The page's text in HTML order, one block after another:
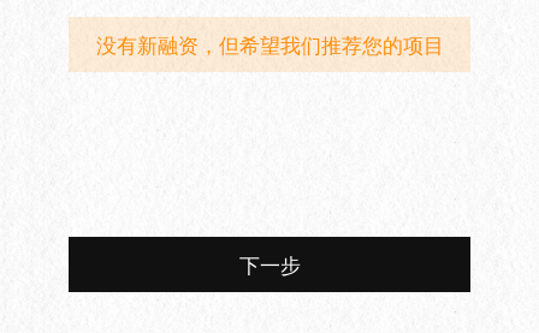
没有新融资，但希望我们推荐您的项目
下一步